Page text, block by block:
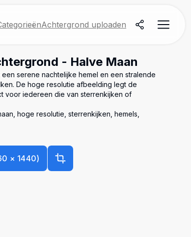
Achtergrond uploaden
- Halve Maan
serene nachtelijke hemel en een stralende
De hoge resolutie afbeelding legt de
voor iedereen die van sterrenkijken of
hoge resolutie, sterrenkijken, hemels,
× 1440)